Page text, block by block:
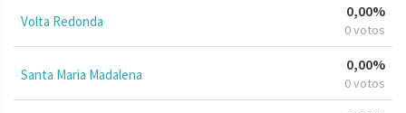
Volta Redonda
0,00%
0 votos
Santa Maria Madalena
0,00%
0 votos